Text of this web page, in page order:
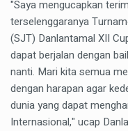
"Saya mengucapkan
terselenggaranya
(SJT) Danlantamal XII
dapat berjalan dengan
nanti. Mari kita semua
dengan harapan agar
dunia yang dapat
Internasional," ucap